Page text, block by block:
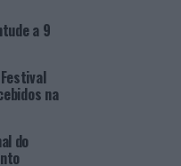
bastante
seu festival”,
que “a ideia
dobrem-se,
vivam uma
consecutivas
a 9
na
do